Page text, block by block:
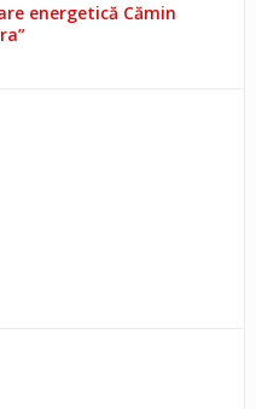
energetică Cămin